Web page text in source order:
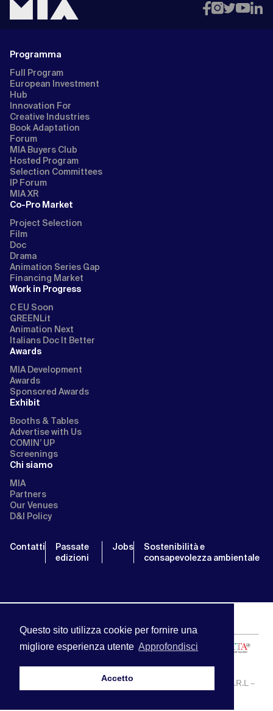
Questo sito utilizza cookie per fornire una
migliore esperienza utente Approfondisci
Accetto
Programma
Full Program
European Investment
Hub
Innovation For
Creative Industries
Book Adaptation
Forum
MIA Buyers Club
Hosted Program
Selection Committees
IP Forum
MIA XR
Co-Pro Market
Project Selection
Film
Doc
Drama
Animation Series Gap
Financing Market
Work in Progress
C EU Soon
GREENLit
Animation Next
Italians Doc It Better
Awards
MIA Development
Awards
Sponsored Awards
Exhibit
Booths & Tables
Advertise with Us
COMIN’ UP
Screenings
Chi siamo
MIA
Partners
Our Venues
D&I Policy
Contatti
Passate
edizioni
Jobs
Sostenibilità e
consapevolezza ambientale
MIA | Mercato Internazionale Audiovisivo | APA SERVICE S.R.L –